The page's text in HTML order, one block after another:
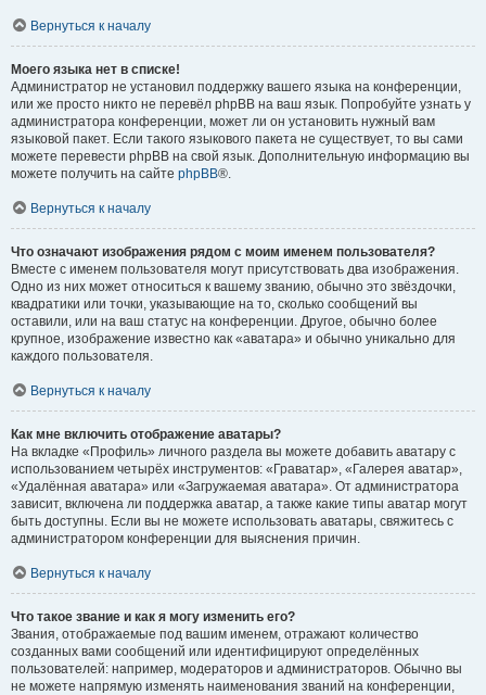
Вернуться к началу
Моего языка нет в списке!
Администратор не установил поддержку вашего языка на конференции,
или же просто никто не перевёл phpBB на ваш язык. Попробуйте узнать у
администратора конференции, может ли он установить нужный вам
языковой пакет. Если такого языкового пакета не существует, то вы сами
можете перевести phpBB на свой язык. Дополнительную информацию вы
можете получить на сайте phpBB®.
Вернуться к началу
Что означают изображения рядом с моим именем пользователя?
Вместе с именем пользователя могут присутствовать два изображения.
Одно из них может относиться к вашему званию, обычно это звёздочки,
квадратики или точки, указывающие на то, сколько сообщений вы
оставили, или на ваш статус на конференции. Другое, обычно более
крупное, изображение известно как «аватара» и обычно уникально для
каждого пользователя.
Вернуться к началу
Как мне включить отображение аватары?
На вкладке «Профиль» личного раздела вы можете добавить аватару с
использованием четырёх инструментов: «Граватар», «Галерея аватар»,
«Удалённая аватара» или «Загружаемая аватара». От администратора
зависит, включена ли поддержка аватар, а также какие типы аватар могут
быть доступны. Если вы не можете использовать аватары, свяжитесь с
администратором конференции для выяснения причин.
Вернуться к началу
Что такое звание и как я могу изменить его?
Звания, отображаемые под вашим именем, отражают количество
созданных вами сообщений или идентифицируют определённых
пользователей: например, модераторов и администраторов. Обычно вы
не можете напрямую изменять наименования званий на конференции,